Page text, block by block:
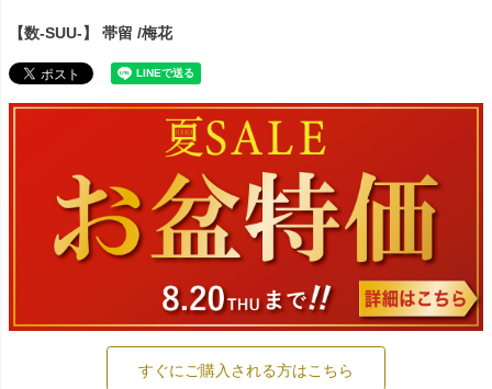
【数-SUU-】 帯留 /梅花
すぐにご購入される方はこちら